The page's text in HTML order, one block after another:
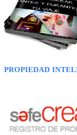
PROPIEDAD